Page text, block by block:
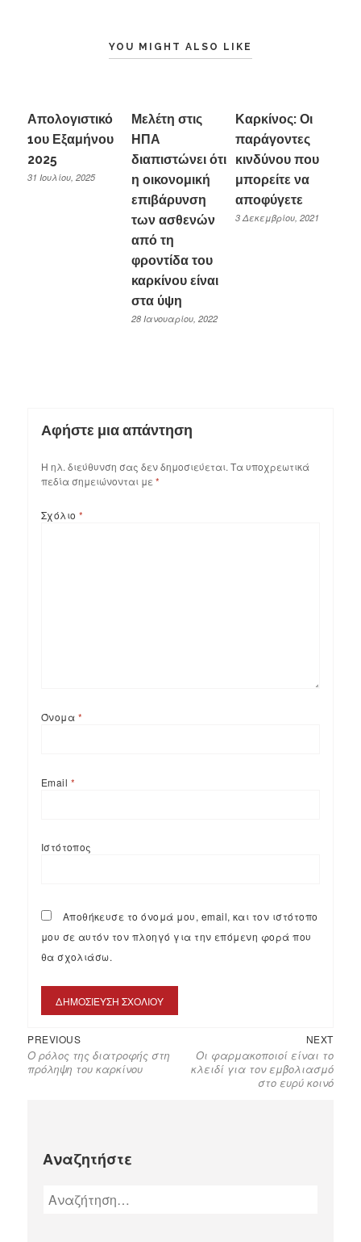
YOU MIGHT ALSO LIKE
Απολογιστικό
1ου Εξαμήνου
2025
31 Ιουλίου, 2025
Μελέτη στις
ΗΠΑ
διαπιστώνει ότι
η οικονομική
επιβάρυνση
των ασθενών
από τη
φροντίδα του
καρκίνου είναι
στα ύψη
28 Ιανουαρίου, 2022
Καρκίνος: Οι
παράγοντες
κινδύνου που
μπορείτε να
αποφύγετε
3 Δεκεμβρίου, 2021
Αφήστε μια απάντηση
Η ηλ. διεύθυνση σας δεν δημοσιεύεται. Τα υποχρεωτικά
πεδία σημειώνονται με *
Σχόλιο *
Όνομα *
Email *
Ιστότοπος
Αποθήκευσε το όνομά μου, email, και τον ιστότοπο
μου σε αυτόν τον πλοηγό για την επόμενη φορά που
θα σχολιάσω.
PREVIOUS
Ο ρόλος της διατροφής στη
πρόληψη του καρκίνου
NEXT
Οι φαρμακοποιοί είναι το
κλειδί για τον εμβολιασμό
στο ευρύ κοινό
Αναζητήστε